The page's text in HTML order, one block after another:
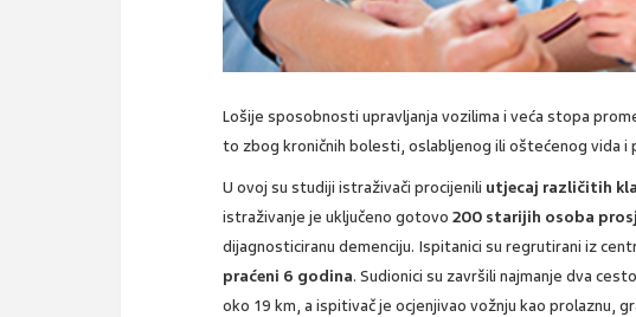
Lošije sposobnosti upravljanja vozilima i veća stopa
to zbog kroničnih bolesti, oslabljenog ili oštećenog vida i
U ovoj su studiji istraživači procijenili utjecaj različitih
istraživanje je uključeno gotovo200 starijih osoba
dijagnosticiranu demenciju. Ispitanici su regrutirani iz
praćeni 6 godina. Sudionici su završili najmanje dva
oko 19 km, a ispitivač je ocjenjivao vožnju kao prolaznu,